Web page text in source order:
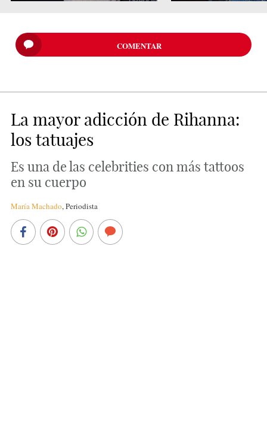
COMENTAR
La mayor adicción de Rihanna:
los tatuajes
Es una de las celebrities con más tattoos
en su cuerpo
María Machado,Periodista